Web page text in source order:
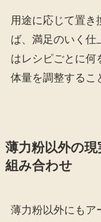
用途に応じて置き
ば、満足のいく仕
はレシピごとに何
体量を調整するこ
薄力粉以外の
組み合わせ
薄力粉以外にもア